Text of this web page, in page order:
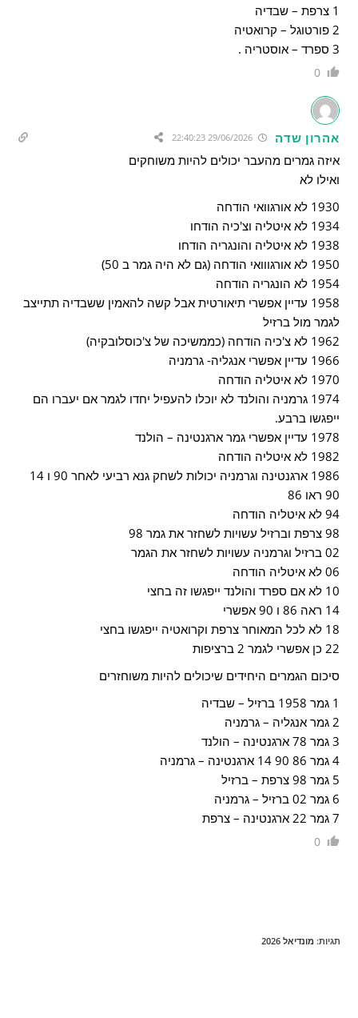
1 צרפת – שבדיה
2 פורטוגל – קרואטיה
3 ספרד – אוסטריה .
0
אהרון שדה
איזה גמרים מהעבר יכולים להיות משוחקים
ואילו לא
1930 לא אורגוואי הודחה
1934 לא איטליה וצ'כיה הודחו
1938 לא איטליה והונגריה הודחו
1950 לא אורגווואי הודחה (גם לא היה גמר ב 50)
1954 לא הונגריה הודחה
1958 עדיין אפשרי תיאורטית אבל קשה להאמין ששבדיה תתייצב
לגמר מול ברזיל
1962 לא צ'כיה הודחה (כממשיכה של צ'כוסלובקיה)
1966 עדיין אפשרי אנגליה- גרמניה
1970 לא איטליה הודחה
1974 גרמניה והולנד לא יוכלו להעפיל יחדו לגמר אם יעברו הם
ייפגשו ברבע.
1978 עדיין אפשרי גמר ארגנטינה – הולנד
1982 לא איטליה הודחה
1986 ארגנטינה וגרמניה יכולות לשחק גנא רביעי לאחר 90 ו 14
90 ראו 86
94 לא איטליה הודחה
98 צרפת וברזיל עשויות לשחזר את גמר 98
02 ברזיל וגרמניה עשויות לשחזר את הגמר
06 לא איטליה הודחה
10 לא אם ספרד והולנד ייפגשו זה בחצי
14 ראה 86 ו 90 אפשרי
18 לא לכל המאוחר צרפת וקרואטיה ייפגשו בחצי
22 כן אפשרי לגמר 2 ברציפות
סיכום הגמרים היחידים שיכולים להיות משוחזרים
1 גמר 1958 ברזיל – שבדיה
2 גמר אנגליה – גרמניה
3 גמר 78 ארגנטינה – הולנד
4 גמר 86 90 14 ארגנטינה – גרמניה
5 גמר 98 צרפת – ברזיל
6 גמר 02 ברזיל – גרמניה
7 גמר 22 ארגנטינה – צרפת
0
תגיות: מונדיאל 2026